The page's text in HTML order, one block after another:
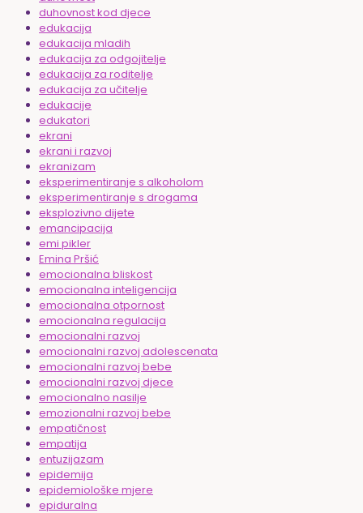
duhovnost kod djece
edukacija
edukacija mladih
edukacija za odgojitelje
edukacija za roditelje
edukacija za učitelje
edukacije
edukatori
ekrani
ekrani i razvoj
ekranizam
eksperimentiranje s alkoholom
eksperimentiranje s drogama
eksplozivno dijete
emancipacija
emi pikler
Emina Pršić
emocionalna bliskost
emocionalna inteligencija
emocionalna otpornost
emocionalna regulacija
emocionalni razvoj
emocionalni razvoj adolescenata
emocionalni razvoj bebe
emocionalni razvoj djece
emocionalno nasilje
emozionalni razvoj bebe
empatičnost
empatija
entuzijazam
epidemija
epidemiološke mjere
epiduralna